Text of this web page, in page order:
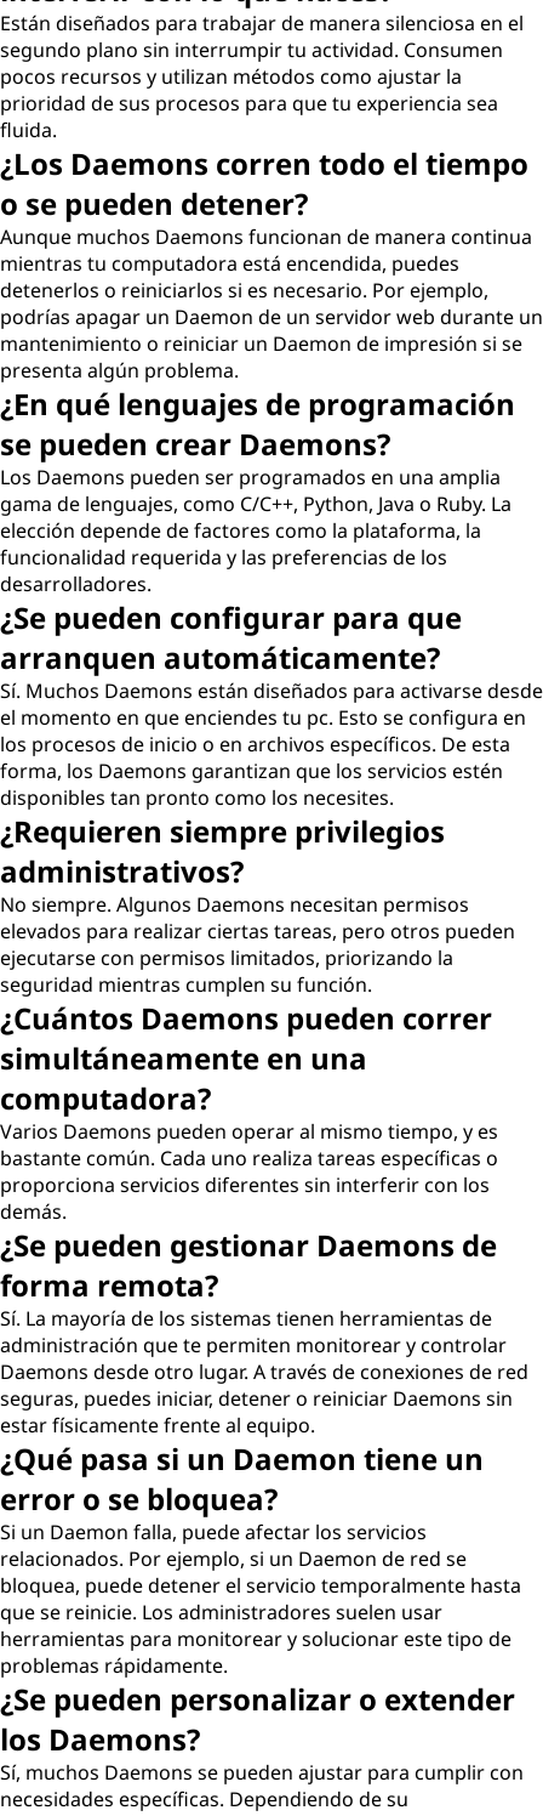
Están diseñados para trabajar de manera silenciosa en el
segundo plano sin interrumpir tu actividad. Consumen
pocos recursos y utilizan métodos como ajustar la
prioridad de sus procesos para que tu experiencia sea
fluida.
¿Los Daemons corren todo el tiempo
o se pueden detener?
Aunque muchos Daemons funcionan de manera continua
mientras tu computadora está encendida, puedes
detenerlos o reiniciarlos si es necesario. Por ejemplo,
podrías apagar un Daemon de un servidor web durante un
mantenimiento o reiniciar un Daemon de impresión si se
presenta algún problema.
¿En qué lenguajes de programación
se pueden crear Daemons?
Los Daemons pueden ser programados en una amplia
gama de lenguajes, como C/C++, Python, Java o Ruby. La
elección depende de factores como la plataforma, la
funcionalidad requerida y las preferencias de los
desarrolladores.
¿Se pueden configurar para que
arranquen automáticamente?
Sí. Muchos Daemons están diseñados para activarse desde
el momento en que enciendes tu pc. Esto se configura en
los procesos de inicio o en archivos específicos. De esta
forma, los Daemons garantizan que los servicios estén
disponibles tan pronto como los necesites.
¿Requieren siempre privilegios
administrativos?
No siempre. Algunos Daemons necesitan permisos
elevados para realizar ciertas tareas, pero otros pueden
ejecutarse con permisos limitados, priorizando la
seguridad mientras cumplen su función.
¿Cuántos Daemons pueden correr
simultáneamente en una
computadora?
Varios Daemons pueden operar al mismo tiempo, y es
bastante común. Cada uno realiza tareas específicas o
proporciona servicios diferentes sin interferir con los
demás.
¿Se pueden gestionar Daemons de
forma remota?
Sí. La mayoría de los sistemas tienen herramientas de
administración que te permiten monitorear y controlar
Daemons desde otro lugar. A través de conexiones de red
seguras, puedes iniciar, detener o reiniciar Daemons sin
estar físicamente frente al equipo.
¿Qué pasa si un Daemon tiene un
error o se bloquea?
Si un Daemon falla, puede afectar los servicios
relacionados. Por ejemplo, si un Daemon de red se
bloquea, puede detener el servicio temporalmente hasta
que se reinicie. Los administradores suelen usar
herramientas para monitorear y solucionar este tipo de
problemas rápidamente.
¿Se pueden personalizar o extender
los Daemons?
Sí, muchos Daemons se pueden ajustar para cumplir con
necesidades específicas. Dependiendo de su